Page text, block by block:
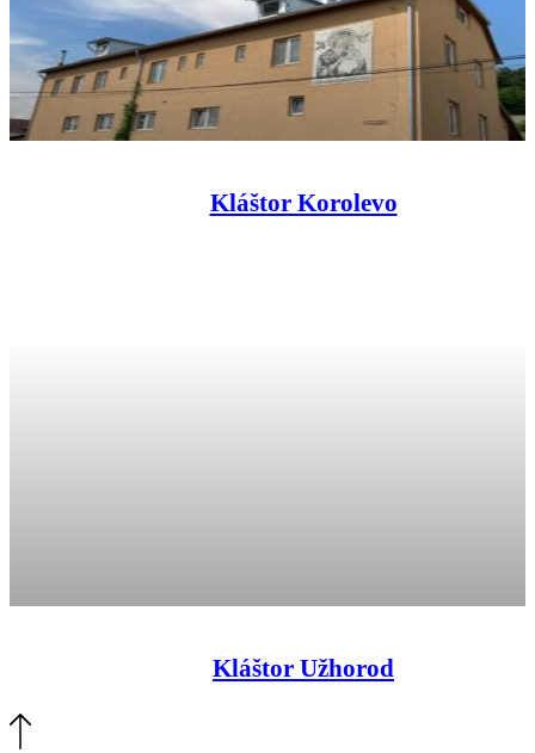
Kláštor Korolevo
Kláštor Užhorod